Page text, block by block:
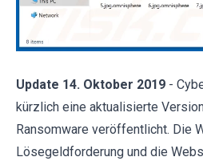
Update 14. Oktober 2019 -
kürzlich eine aktualisierte
Ransomware veröffentlicht. Die
Lösegeldforderung und die